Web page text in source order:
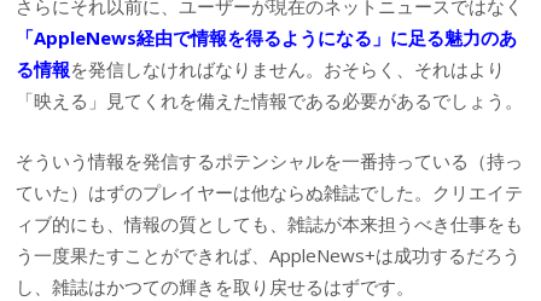
さらにそれ以前に、ユーザーが現在のネットニュースではなく
「AppleNews経由で情報を得るようになる」に足る魅力のあ
る情報を発信しなければなりません。おそらく、それはより
「映える」見てくれを備えた情報である必要があるでしょう。
そういう情報を発信するポテンシャルを一番持っている（持っ
ていた）はずのプレイヤーは他ならぬ雑誌でした。クリエイテ
ィブ的にも、情報の質としても、雑誌が本来担うべき仕事をも
う一度果たすことができれば、AppleNews+は成功するだろう
し、雑誌はかつての輝きを取り戻せるはずです。